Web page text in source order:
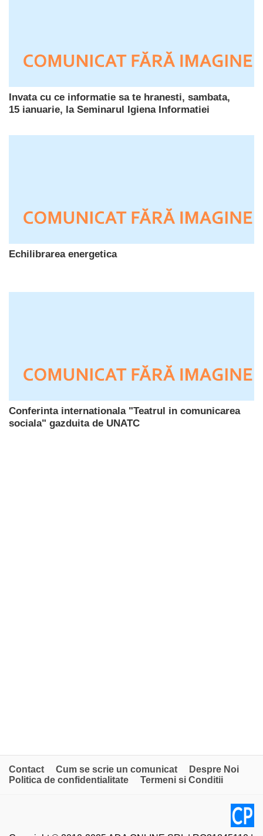
Invata cu ce informatie sa te hranesti, sambata,
15 ianuarie, la Seminarul Igiena Informatiei
Echilibrarea energetica
Conferinta internationala "Teatrul in comunicarea
sociala" gazduita de UNATC
Contact Cum se scrie un comunicat
Despre Noi
Politica de confidentialitate
Termeni si Conditii